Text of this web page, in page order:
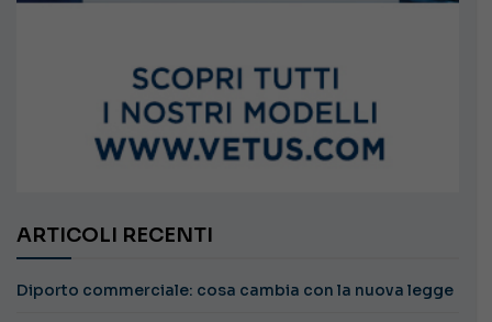
ARTICOLI RECENTI
Diporto commerciale: cosa cambia con la nuova legge